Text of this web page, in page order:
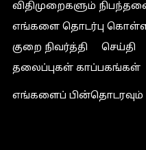
விதிமுறைகளும்
எங்களை தொடர்பு
குறை நிவர்த்தி
செய்தி
தலைப்புகள் காப்பகங்கள்
எங்களைப் பின்தொடரவும்